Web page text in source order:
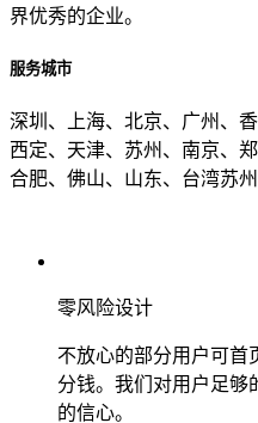
界优秀的企业。
服务城市
深圳、上海、北京、广州、
西定、天津、苏州、南京、
合肥、佛山、山东、台湾苏
零风险设计
不放心的部分用户可首
分钱。我们对用户足够
的信心。